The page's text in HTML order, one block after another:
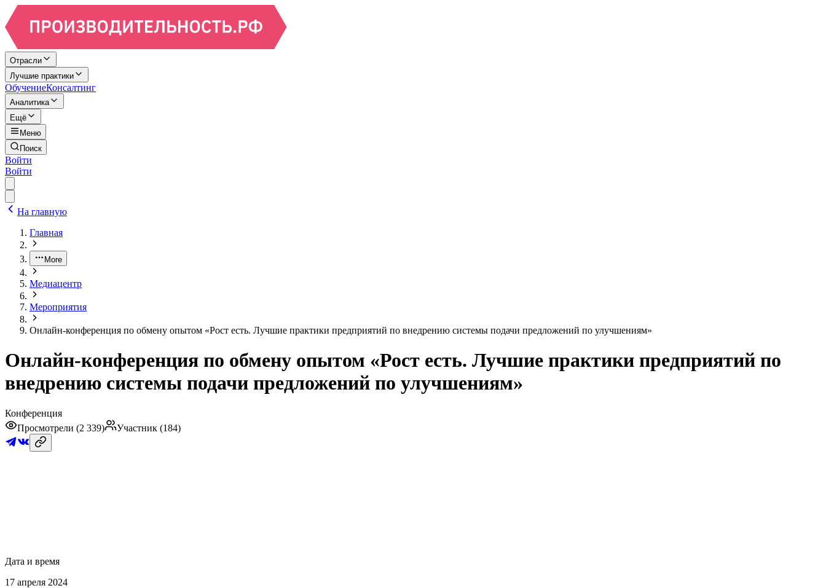
Отрасли
Лучшие практики
ОбучениеКонсалтинг
Аналитика
Ещё
Меню
Поиск
Войти
Войти
На главную
Главная
More
Медиацентр
Мероприятия
Онлайн-конференция по обмену опытом «Рост есть. Лучшие практики предприятий по внедрению системы подачи предложений по улучшениям»
Онлайн-конференция по обмену опытом «Рост есть. Лучшие практики предприятий по
внедрению системы подачи предложений по улучшениям»
Конференция
Просмотрели (2 339) Участник (184)
Дата и время
17 апреля 2024